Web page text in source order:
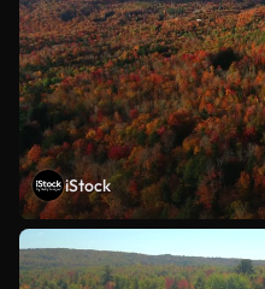
iStock